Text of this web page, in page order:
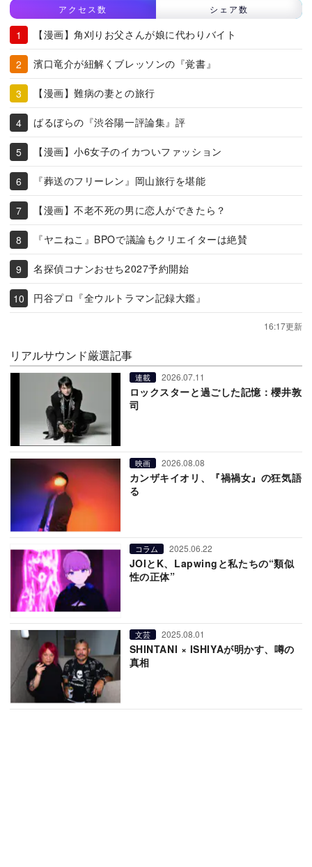
アクセス数 シェア数
【漫画】角刈りお父さんが娘に代わりバイト
濱口竜介が紐解くブレッソンの『覚書』
【漫画】難病の妻との旅行
ばるぼらの『渋谷陽一評論集』評
【漫画】小6女子のイカついファッション
『葬送のフリーレン』岡山旅行を堪能
【漫画】不老不死の男に恋人ができたら？
『ヤニねこ』BPOで議論もクリエイターは絶賛
名探偵コナンおせち2027予約開始
円谷プロ『全ウルトラマン記録大鑑』
16:17更新
リアルサウンド厳選記事
連載 2026.07.11
ロックスターと過ごした記憶：櫻井敦
司
映画 2026.08.08
カンザキイオリ、『禍禍女』の狂気語
る
コラム 2025.06.22
JOIとK、Lapwingと私たちの“類似
性の正体”
文芸 2025.08.01
SHINTANI × ISHIYAが明かす、噂の
真相